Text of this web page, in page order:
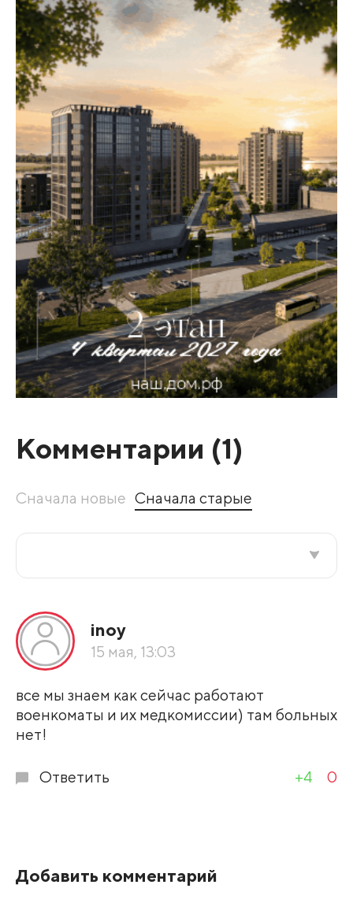
Комментарии (1)
Сначала новые Сначала старые
По рейтингу
Развернуть все
inoy
15 мая, 13:03
все мы знаем как сейчас работают
военкоматы и их медкомиссии) там больных
нет!
Ответить +4 0
Добавить комментарий